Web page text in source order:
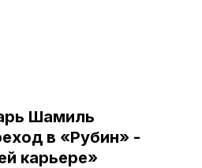
Шамиль
в «Рубин» -
карьере»